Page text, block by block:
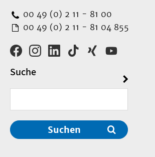
00 49 (0) 2 11 - 81 00
00 49 (0) 2 11 - 81 04 855
Suche
Suchen